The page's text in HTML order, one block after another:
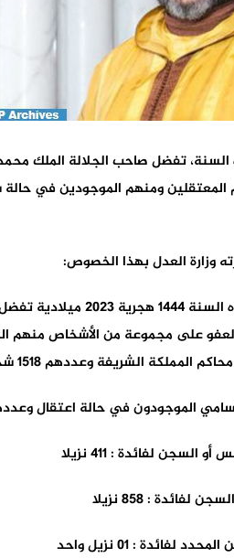
تفضل صاحب الجلالة الملك
ومنهم الموجودين في
وزارة العدل بهذا الخصوص:
“بمناسبة عيد الفطر
على مجموعة من الأشخاص منهم
الشريفة وعددهم 1518 شخصا وهم كالآتي:
حالة اعتقال وعددهم 1270 نزيلا وذلك على النحو
لفائدة : 411 نزيلا
: 858 نزيلا
: 01 نزيل واحد